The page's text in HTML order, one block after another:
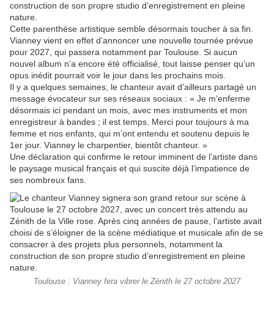
construction de son propre studio d’enregistrement en pleine
nature.
Cette parenthèse artistique semble désormais toucher à sa fin.
Vianney vient en effet d’annoncer une nouvelle tournée prévue
pour 2027, qui passera notamment par Toulouse. Si aucun
nouvel album n’a encore été officialisé, tout laisse penser qu’un
opus inédit pourrait voir le jour dans les prochains mois.
Il y a quelques semaines, le chanteur avait d’ailleurs partagé un
message évocateur sur ses réseaux sociaux : « Je m’enferme
désormais ici pendant un mois, avec mes instruments et mon
enregistreur à bandes ; il est temps. Merci pour toujours à ma
femme et nos enfants, qui m’ont entendu et soutenu depuis le
1er jour. Vianney le charpentier, bientôt chanteur. »
Une déclaration qui confirme le retour imminent de l’artiste dans
le paysage musical français et qui suscite déjà l’impatience de
ses nombreux fans.
Toulouse : Vianney fera vibrer le Zénith le 27 octobre 2027